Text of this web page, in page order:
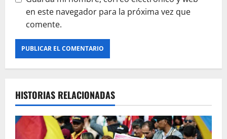
en este navegador para la próxima vez que
comente.
HISTORIAS RELACIONADAS